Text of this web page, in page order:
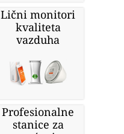
Lični monitori
kvaliteta
vazduha
Profesionalne
stanice za